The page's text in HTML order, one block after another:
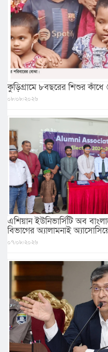
কুড়িগ্রামে ৮বছরের শিশুর
০৮/০৮/২০২৬
এশিয়ান ইউনিভার্সিটি অব
বিভাগের অ্যালামনাই
০৭/০৮/২০২৬